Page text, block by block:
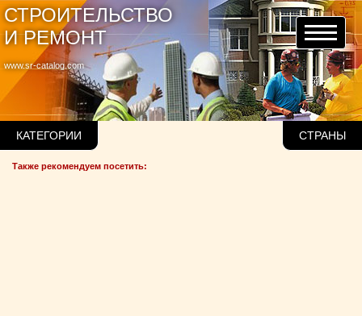
www.sr-catalog.com
СТРОИТЕЛЬСТВО
И РЕМОНТ
КАТЕГОРИИ СТРАНЫ
Также рекомендуем посетить: